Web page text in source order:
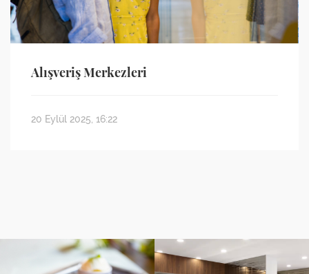
Alışveriş Merkezleri
20 Eylül 2025, 16:22